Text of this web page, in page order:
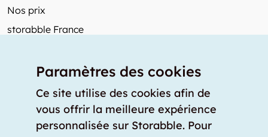
Nos prix
storabble France
Articles de presse
Comment calculer la capacité d'un garde-meuble?
Quel est le tarif moyen d'un garde-meuble?
Paramètres des cookies
Ce site utilise des cookies afin de
vous offrir la meilleure expérience
personnalisée sur Storabble. Pour